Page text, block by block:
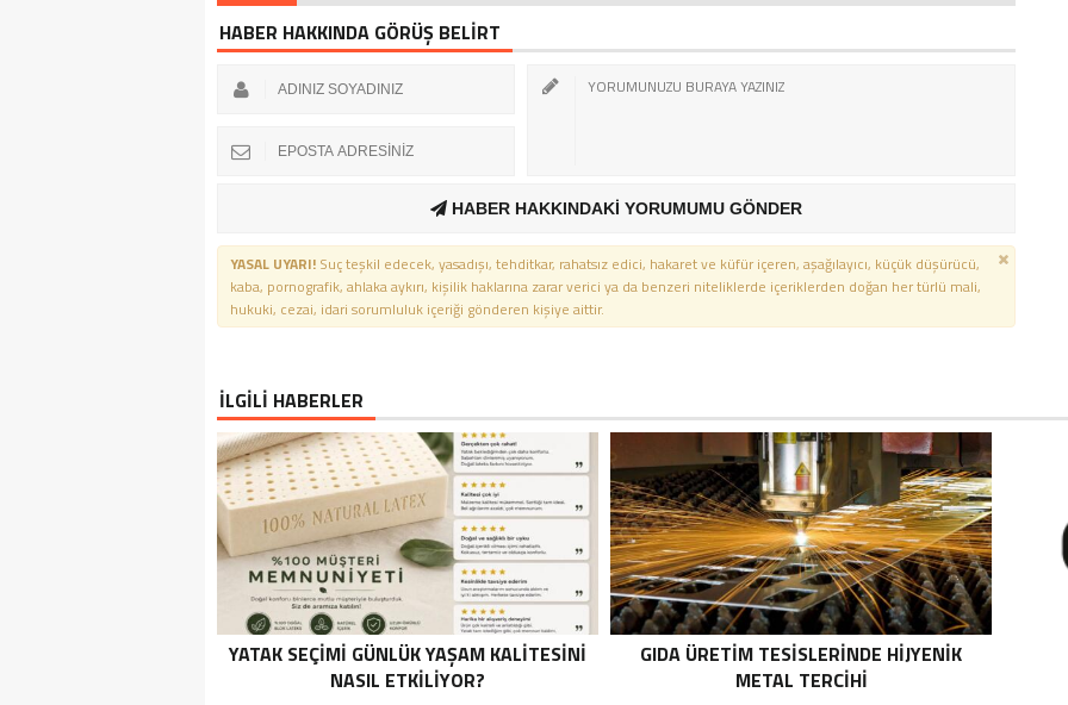
HABER HAKKINDA GÖRÜŞ BELİRT
HABER HAKKINDAKİ YORUMUMU GÖNDER
YASAL UYARI! Suç teşkil edecek, yasadışı, tehditkar, rahatsız edici, hakaret ve küfür içeren, aşağılayıcı, küçük düşürücü,
kaba, pornografik, ahlaka aykırı, kişilik haklarına zarar verici ya da benzeri niteliklerde içeriklerden doğan her türlü mali,
hukuki, cezai, idari sorumluluk içeriği gönderen kişiye aittir.
İLGİLİ HABERLER
YATAK SEÇIMI GÜNLÜK YAŞAM KALITESINI
NASIL ETKILIYOR?
GIDA ÜRETIM TESISLERINDE HIJYENIK
METAL TERCIHI